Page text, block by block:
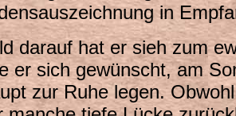
in
darauf hat er sieh zum
er sich gewünscht, am
zur Ruhe legen.